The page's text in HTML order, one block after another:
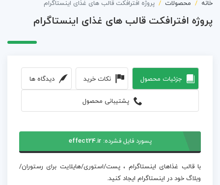
خانه محصولات پروژه افترافکت قالب های غذای اینستاگرام
پروژه افترافکت قالب های غذای اینستاگرام
جزئیات محصول نکات خرید دیدگاه ها
پشتیبانی محصول
پسورد فایل فشرده:effect24.ir
با قالب غذاهای اینستاگرام ، پست/استوری/هایلایت برای رستوران/
وبلاگ خود در اینستاگرام ایجاد کنید.